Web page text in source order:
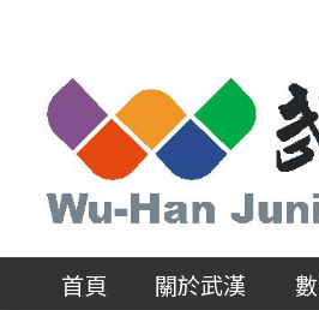
區
首頁 關於武漢